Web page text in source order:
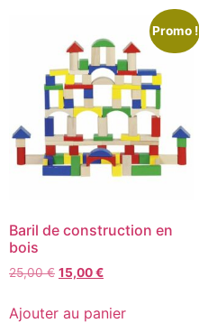
Promo !
Baril de construction en
bois
25,00€ 15,00€
Ajouter au panier